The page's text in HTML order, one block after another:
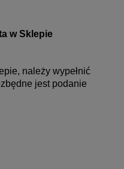
w Sklepie
należy wypełnić
jest podanie